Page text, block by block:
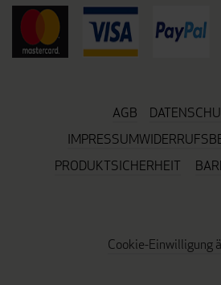
AGB
IMPRESSUM
PRODUKTSICHERHEIT
Cookie-Einwilligung